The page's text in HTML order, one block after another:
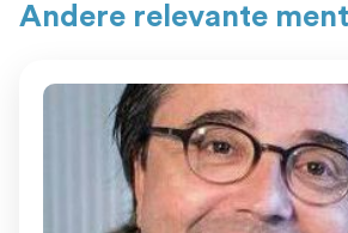
Andere relevante